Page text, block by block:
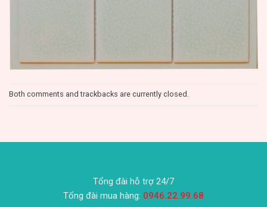
Both comments and trackbacks are currently closed.
Tổng đài hỗ trợ 24/7
Tổng đài mua hàng: 0946.22.99.68